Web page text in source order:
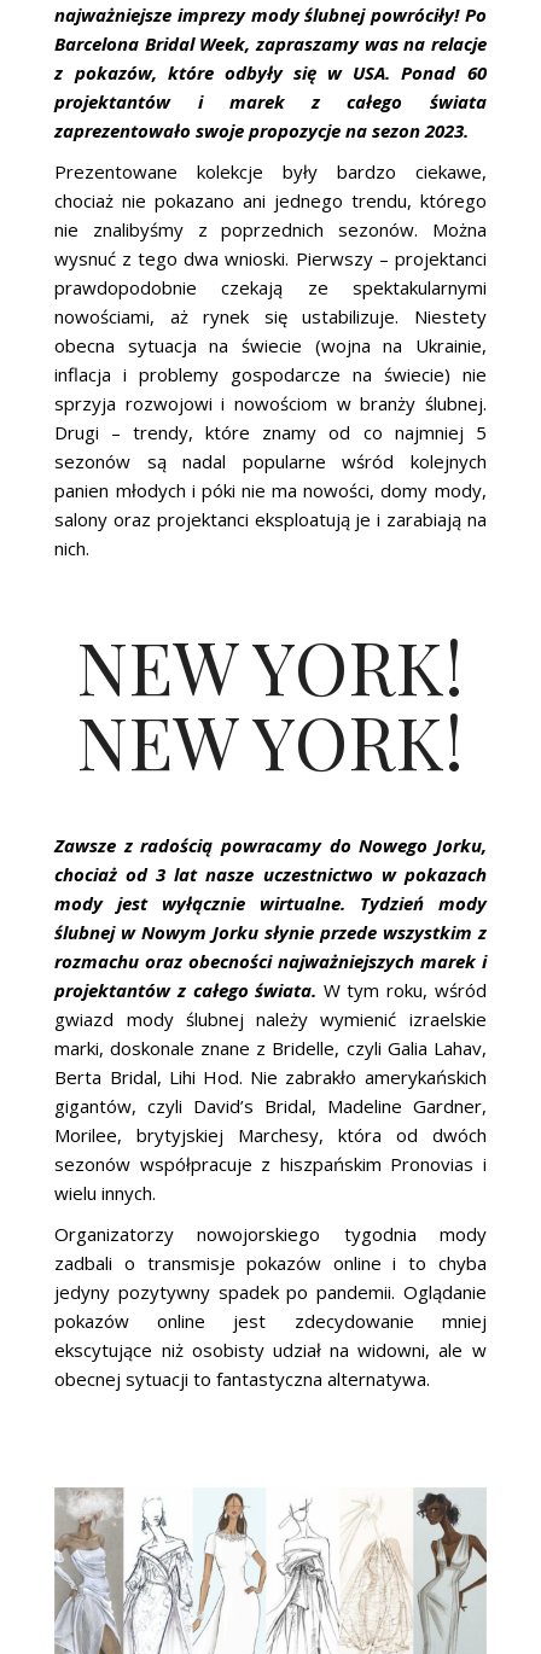
najważniejsze imprezy mody ślubnej powróciły! Po
Barcelona Bridal Week, zapraszamy was na relacje
z pokazów, które odbyły się w USA. Ponad 60
projektantów i marek z całego świata
zaprezentowało swoje propozycje na sezon 2023.
Prezentowane kolekcje były bardzo ciekawe,
chociaż nie pokazano ani jednego trendu, którego
nie znalibyśmy z poprzednich sezonów. Można
wysnuć z tego dwa wnioski. Pierwszy – projektanci
prawdopodobnie czekają ze spektakularnymi
nowościami, aż rynek się ustabilizuje. Niestety
obecna sytuacja na świecie (wojna na Ukrainie,
inflacja i problemy gospodarcze na świecie) nie
sprzyja rozwojowi i nowościom w branży ślubnej.
Drugi – trendy, które znamy od co najmniej 5
sezonów są nadal popularne wśród kolejnych
panien młodych i póki nie ma nowości, domy mody,
salony oraz projektanci eksploatują je i zarabiają na
nich.
NEW YORK!
NEW YORK!
Zawsze z radością powracamy do Nowego Jorku,
chociaż od 3 lat nasze uczestnictwo w pokazach
mody jest wyłącznie wirtualne. Tydzień mody
ślubnej w Nowym Jorku słynie przede wszystkim z
rozmachu oraz obecności najważniejszych marek i
projektantów z całego świata. W tym roku, wśród
gwiazd mody ślubnej należy wymienić izraelskie
marki, doskonale znane z Bridelle, czyli Galia Lahav,
Berta Bridal, Lihi Hod. Nie zabrakło amerykańskich
gigantów, czyli David’s Bridal, Madeline Gardner,
Morilee, brytyjskiej Marchesy, która od dwóch
sezonów współpracuje z hiszpańskim Pronovias i
wielu innych.
Organizatorzy nowojorskiego tygodnia mody
zadbali o transmisje pokazów online i to chyba
jedyny pozytywny spadek po pandemii. Oglądanie
pokazów online jest zdecydowanie mniej
ekscytujące niż osobisty udział na widowni, ale w
obecnej sytuacji to fantastyczna alternatywa.